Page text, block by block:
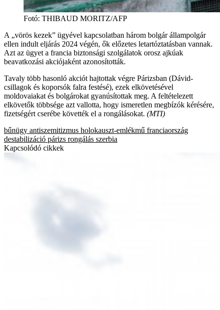
Fotó: THIBAUD MORITZ/AFP
A „vörös kezek” ügyével kapcsolatban három bolgár állampolgár
ellen indult eljárás 2024 végén, ők előzetes letartóztatásban vannak.
Azt az ügyet a francia biztonsági szolgálatok orosz ajkúak
beavatkozási akciójaként azonosították.
Tavaly több hasonló akciót hajtottak végre Párizsban (Dávid-
csillagok és koporsók falra festésé), ezek elkövetésével
moldovaiakat és bolgárokat gyanúsítottak meg. A feltételezett
elkövetők többsége azt vallotta, hogy ismeretlen megbízók kérésére,
fizetségért cserébe követték el a rongálásokat. (MTI)
bűnügy antiszemitizmus holokauszt-emlékmű franciaország
destabilizáció párizs rongálás szerbia
Kapcsolódó cikkek